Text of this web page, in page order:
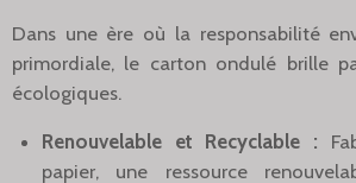
Dans une ère où la responsabilité
primordiale, le carton ondulé brille
écologiques.
Renouvelable et Recyclable :
papier, une ressource